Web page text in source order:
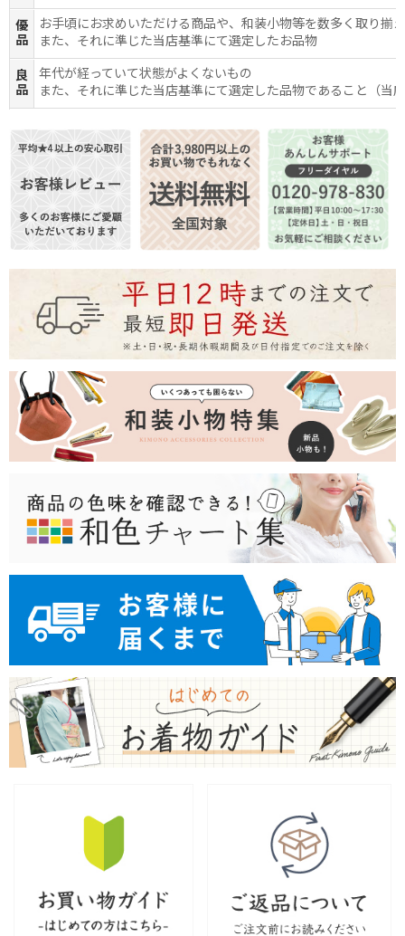
優
品
お手頃にお求めいただける商品や、和装小物等を数多く取り揃
また、それに準じた当店基準にて選定したお品物
良
品
年代が経っていて状態がよくないもの
また、それに準じた当店基準にて選定した品物であること（当